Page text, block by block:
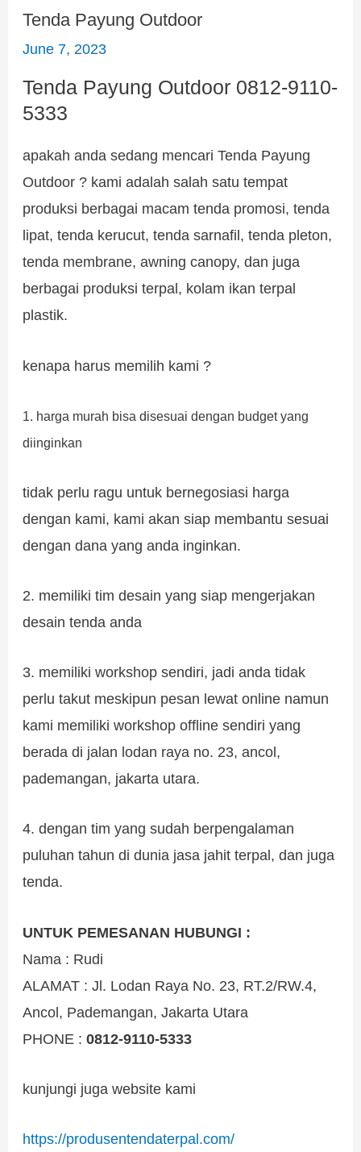
Tenda Payung Outdoor
June 7, 2023
Tenda Payung Outdoor 0812-9110-
5333
apakah anda sedang mencari Tenda Payung
Outdoor ? kami adalah salah satu tempat
produksi berbagai macam tenda promosi, tenda
lipat, tenda kerucut, tenda sarnafil, tenda pleton,
tenda membrane, awning canopy, dan juga
berbagai produksi terpal, kolam ikan terpal
plastik.
kenapa harus memilih kami ?
1. harga murah bisa disesuai dengan budget yang
diinginkan
tidak perlu ragu untuk bernegosiasi harga
dengan kami, kami akan siap membantu sesuai
dengan dana yang anda inginkan.
2. memiliki tim desain yang siap mengerjakan
desain tenda anda
3. memiliki workshop sendiri, jadi anda tidak
perlu takut meskipun pesan lewat online namun
kami memiliki workshop offline sendiri yang
berada di jalan lodan raya no. 23, ancol,
pademangan, jakarta utara.
4. dengan tim yang sudah berpengalaman
puluhan tahun di dunia jasa jahit terpal, dan juga
tenda.
UNTUK PEMESANAN HUBUNGI :
Nama : Rudi
ALAMAT : Jl. Lodan Raya No. 23, RT.2/RW.4,
Ancol, Pademangan, Jakarta Utara
PHONE :0812-9110-5333
kunjungi juga website kami
https://produsentendaterpal.com/